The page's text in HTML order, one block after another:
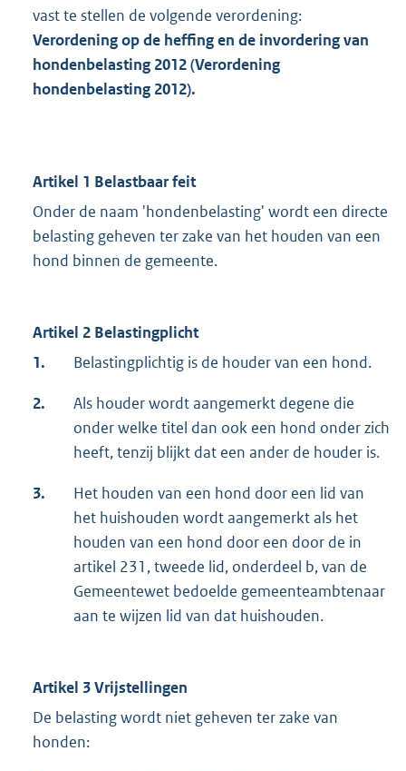
vast te stellen de volgende verordening:
Verordening op de heffing en de invordering van
hondenbelasting 2012 (Verordening
hondenbelasting 2012).
Artikel 1 Belastbaar feit
Onder de naam 'hondenbelasting' wordt een directe
belasting geheven ter zake van het houden van een
hond binnen de gemeente.
Artikel 2 Belastingplicht
1.
Belastingplichtig is de houder van een hond.
2.
Als houder wordt aangemerkt degene die
onder welke titel dan ook een hond onder zich
heeft, tenzij blijkt dat een ander de houder is.
3.
Het houden van een hond door een lid van
het huishouden wordt aangemerkt als het
houden van een hond door een door de in
artikel 231, tweede lid, onderdeel b, van de
Gemeentewet bedoelde gemeenteambtenaar
aan te wijzen lid van dat huishouden.
Artikel 3 Vrijstellingen
De belasting wordt niet geheven ter zake van
honden: